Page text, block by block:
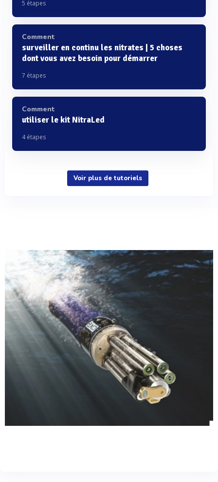
5 étapes
Comment
surveiller en continu les nitrates | 5 choses
dont vous avez besoin pour démarrer
7 étapes
Comment
utiliser le kit NitraLed
4 étapes
Voir plus de tutoriels